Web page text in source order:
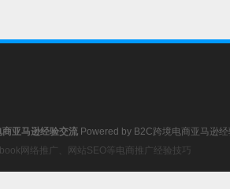
亚马逊经验交流 Powered by B2C跨境电商亚马逊
网络推广、网站SEO等电商推广经验技巧